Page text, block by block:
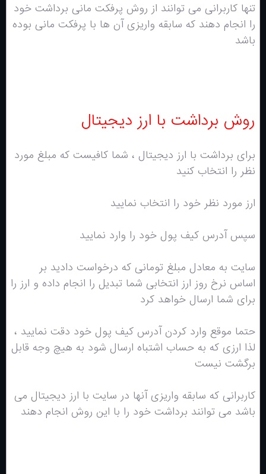
تنها کاربرانی می توانند از روش پرفکت مانی برداشت خود
را انجام دهند که سابقه واریزی آن ها با پرفکت مانی بوده
باشد
روش برداشت با ارز دیجیتال
برای برداشت با ارز دیجیتال ، شما کافیست که مبلغ مورد
نظر را انتخاب کنید
ارز مورد نظر خود را انتخاب نمایید
سپس آدرس کیف پول خود را وارد نمایید
سایت به معادل مبلغ تومانی که درخواست دادید بر
اساس نرخ روز ارز انتخابی شما تبدیل را انجام داده و ارز را
برای شما ارسال خواهد کرد
حتما موقع وارد کردن آدرس کیف پول خود دقت نمایید ،
لذا ارزی که به حساب اشتباه ارسال شود به هیچ وجه قابل
برگشت نیست
کاربرانی که سابقه واریزی آنها در سایت با ارز دیجیتال می
باشد می توانند برداشت خود را با این روش انجام دهند